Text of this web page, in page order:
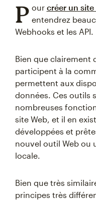
P our créer un site
entendrez
Webhooks et les API.
Bien que clairement
participent à la
permettent aux
données. Ces outils
nombreuses
site Web, et il en
développées et
nouvel outil Web ou
locale.
Bien que très
principes très